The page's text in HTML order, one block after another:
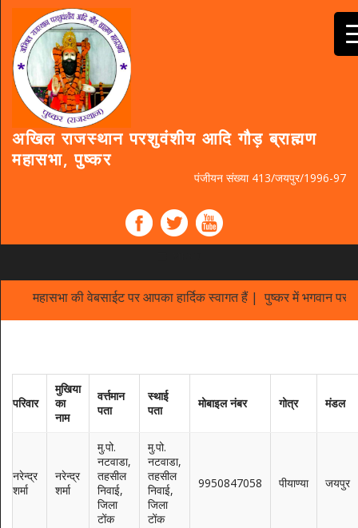
अखिल राजस्थान परशुवंशीय आदि गौड़ ब्राह्मण
महासभा, पुष्कर
पंजीयन संख्या 413/जयपुर/1996-97
महासभा की वेबसाईट पर आपका हार्दिक स्वागत हैं | पुष्कर में भगवान
परिवार
मुखिया
का
नाम
वर्त्तमान
पता
स्थाई
पता
मोबाइल नंबर गोत्र मंडल
नरेन्द्र
शर्मा
नरेन्द्र
शर्मा
मु.पो.
नटवाडा,
तहसील
निवाई,
जिला
टोंक
मु.पो.
नटवाडा,
तहसील
निवाई,
जिला
टोंक
9950847058 पीयाण्या जयपुर